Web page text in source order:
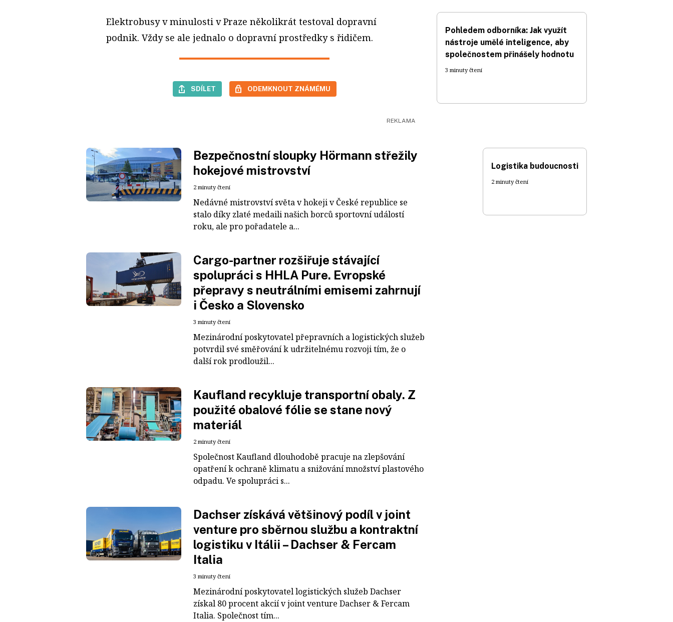
Elektrobusy v minulosti v Praze několikrát testoval dopravní
podnik. Vždy se ale jednalo o dopravní prostředky s řidičem.
SDÍLET ODEMKNOUT ZNÁMÉMU
Pohledem odborníka: Jak využít
nástroje umělé inteligence, aby
společnostem přinášely hodnotu
3 minuty čtení
Bezpečnostní sloupky Hörmann střežily
hokejové mistrovství
2 minuty čtení
Nedávné mistrovství světa v hokeji v České republice se
stalo díky zlaté medaili našich borců sportovní událostí
roku, ale pro pořadatele a...
Cargo-partner rozšiřuje stávající
spolupráci s HHLA Pure. Evropské
přepravy s neutrálními emisemi zahrnují
i Česko a Slovensko
3 minuty čtení
Mezinárodní poskytovatel přepravních a logistických služeb
potvrdil své směřování k udržitelnému rozvoji tím, že o
další rok prodloužil...
Kaufland recykluje transportní obaly. Z
použité obalové fólie se stane nový
materiál
2 minuty čtení
Společnost Kaufland dlouhodobě pracuje na zlepšování
opatření k ochraně klimatu a snižování množství plastového
odpadu. Ve spolupráci s...
Dachser získává většinový podíl v joint
venture pro sběrnou službu a kontraktní
logistiku v Itálii – Dachser & Fercam
Italia
3 minuty čtení
Mezinárodní poskytovatel logistických služeb Dachser
získal 80 procent akcií v joint venture Dachser & Fercam
Italia. Společnost tím...
Logistika budoucnosti
2 minuty čtení